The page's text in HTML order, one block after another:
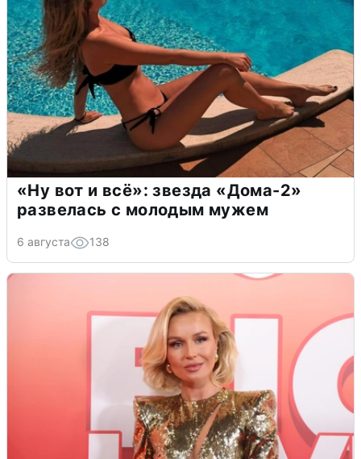
«Ну вот и всё»: звезда «Дома-2»
развелась с молодым мужем
6 августа 138